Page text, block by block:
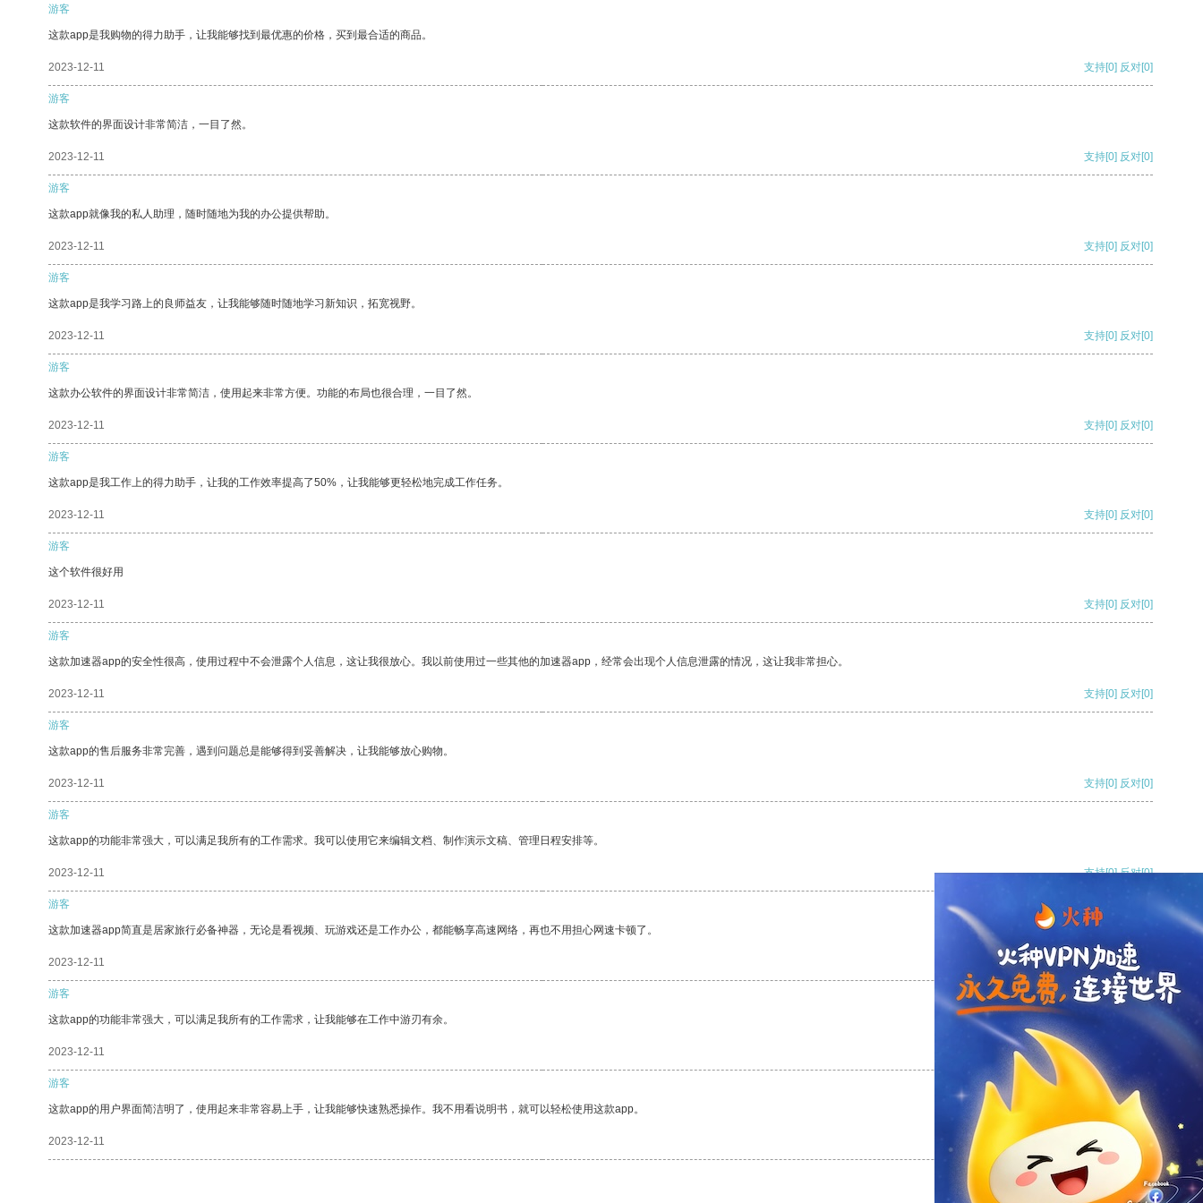
游客
这款app是我购物的得力助手，让我能够找到最优惠的价格，买到最合适的商品。
2023-12-11 支持[0] 反对[0]
游客
这款软件的界面设计非常简洁，一目了然。
2023-12-11 支持[0] 反对[0]
游客
这款app就像我的私人助理，随时随地为我的办公提供帮助。
2023-12-11 支持[0] 反对[0]
游客
这款app是我学习路上的良师益友，让我能够随时随地学习新知识，拓宽视野。
2023-12-11 支持[0] 反对[0]
游客
这款办公软件的界面设计非常简洁，使用起来非常方便。功能的布局也很合理，一目了然。
2023-12-11 支持[0] 反对[0]
游客
这款app是我工作上的得力助手，让我的工作效率提高了50%，让我能够更轻松地完成工作任务。
2023-12-11 支持[0] 反对[0]
游客
这个软件很好用
2023-12-11 支持[0] 反对[0]
游客
这款加速器app的安全性很高，使用过程中不会泄露个人信息，这让我很放心。我以前使用过一些其他的加速器app，经常会出现个人信息泄露的情况，这让我非常担心。
2023-12-11 支持[0] 反对[0]
游客
这款app的售后服务非常完善，遇到问题总是能够得到妥善解决，让我能够放心购物。
2023-12-11 支持[0] 反对[0]
游客
这款app的功能非常强大，可以满足我所有的工作需求。我可以使用它来编辑文档、制作演示文稿、管理日程安排等。
2023-12-11 支持[0] 反对[0]
游客
这款加速器app简直是居家旅行必备神器，无论是看视频、玩游戏还是工作办公，都能畅享高速网络，再也不用担心网速卡顿了。
2023-12-11 支持[0] 反对
游客
这款app的功能非常强大，可以满足我所有的工作需求，让我能够在工作中游刃有余。
2023-12-11 支持
游客
这款app的用户界面简洁明了，使用起来非常容易上手，让我能够快速熟悉操作。我不用看说明书，就可以轻松使用这款app。
2023-12-11 支持 反对 [0]